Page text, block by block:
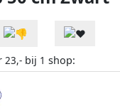
23,- bij 1 shop: